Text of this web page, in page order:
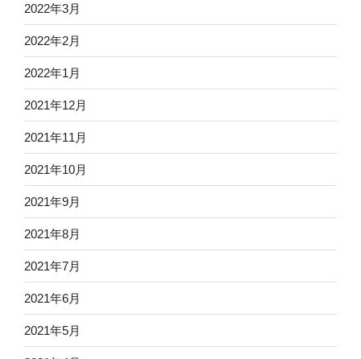
2022年3月
2022年2月
2022年1月
2021年12月
2021年11月
2021年10月
2021年9月
2021年8月
2021年7月
2021年6月
2021年5月